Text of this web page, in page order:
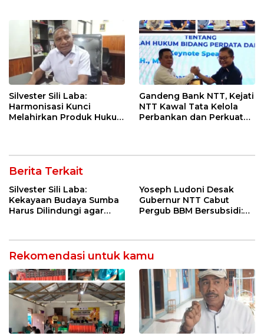
Agustus
Silvester Sili Laba:
Harmonisasi Kunci
Melahirkan Produk Hukum
Gandeng Bank NTT, Kejati
NTT Kawal Tata Kelola
Perbankan dan Perkuat
Berita Terkait
Silvester Sili Laba:
Kekayaan Budaya Sumba
Harus Dilindungi agar
Yoseph Ludoni Desak
Gubernur NTT Cabut
Pergub BBM Bersubsidi:
Rekomendasi untuk kamu